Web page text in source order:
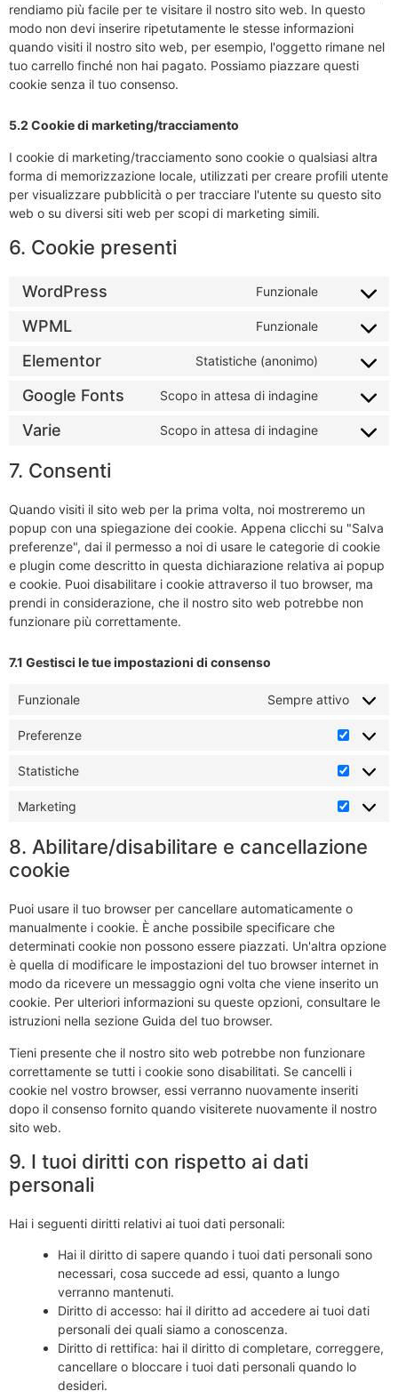
rendiamo più facile per te visitare il nostro sito web. In questo
modo non devi inserire ripetutamente le stesse informazioni
quando visiti il nostro sito web, per esempio, l'oggetto rimane nel
tuo carrello finché non hai pagato. Possiamo piazzare questi
cookie senza il tuo consenso.
5.2 Cookie di marketing/tracciamento
I cookie di marketing/tracciamento sono cookie o qualsiasi altra
forma di memorizzazione locale, utilizzati per creare profili utente
per visualizzare pubblicità o per tracciare l'utente su questo sito
web o su diversi siti web per scopi di marketing simili.
6. Cookie presenti
WordPress Funzionale
WPML Funzionale
Elementor Statistiche (anonimo)
Google Fonts Scopo in attesa di indagine
Varie Scopo in attesa di indagine
7. Consenti
Quando visiti il sito web per la prima volta, noi mostreremo un
popup con una spiegazione dei cookie. Appena clicchi su "Salva
preferenze", dai il permesso a noi di usare le categorie di cookie
e plugin come descritto in questa dichiarazione relativa ai popup
e cookie. Puoi disabilitare i cookie attraverso il tuo browser, ma
prendi in considerazione, che il nostro sito web potrebbe non
funzionare più correttamente.
7.1 Gestisci le tue impostazioni di consenso
Funzionale Sempre attivo
Preferenze
Statistiche
Marketing
8. Abilitare/disabilitare e cancellazione
cookie
Puoi usare il tuo browser per cancellare automaticamente o
manualmente i cookie. È anche possibile specificare che
determinati cookie non possono essere piazzati. Un'altra opzione
è quella di modificare le impostazioni del tuo browser internet in
modo da ricevere un messaggio ogni volta che viene inserito un
cookie. Per ulteriori informazioni su queste opzioni, consultare le
istruzioni nella sezione Guida del tuo browser.
Tieni presente che il nostro sito web potrebbe non funzionare
correttamente se tutti i cookie sono disabilitati. Se cancelli i
cookie nel vostro browser, essi verranno nuovamente inseriti
dopo il consenso fornito quando visiterete nuovamente il nostro
sito web.
9. I tuoi diritti con rispetto ai dati
personali
Hai i seguenti diritti relativi ai tuoi dati personali:
Hai il diritto di sapere quando i tuoi dati personali sono
necessari, cosa succede ad essi, quanto a lungo
verranno mantenuti.
Diritto di accesso: hai il diritto ad accedere ai tuoi dati
personali dei quali siamo a conoscenza.
Diritto di rettifica: hai il diritto di completare, correggere,
cancellare o bloccare i tuoi dati personali quando lo
desideri.